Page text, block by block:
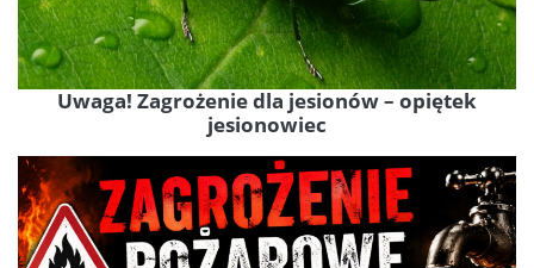
Uwaga! Zagrożenie dla jesionów – opiętek
jesionowiec